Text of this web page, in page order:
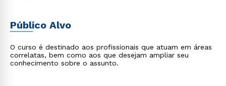
Público Alvo
O curso é destinado aos profissionais que atuam em áreas
correlatas, bem como aos que desejam ampliar seu
conhecimento sobre o assunto.